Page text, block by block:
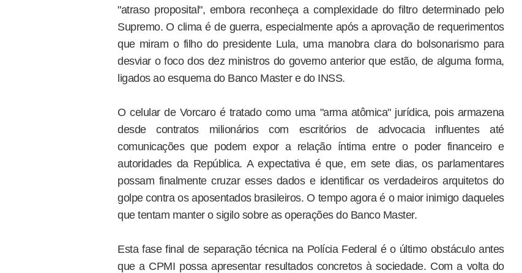
"atraso proposital", embora reconheça a complexidade do filtro determinado pelo
Supremo. O clima é de guerra, especialmente após a aprovação de requerimentos
que miram o filho do presidente Lula, uma manobra clara do bolsonarismo para
desviar o foco dos dez ministros do governo anterior que estão, de alguma forma,
ligados ao esquema do Banco Master e do INSS.
O celular de Vorcaro é tratado como uma "arma atômica" jurídica, pois armazena
desde contratos milionários com escritórios de advocacia influentes até
comunicações que podem expor a relação íntima entre o poder financeiro e
autoridades da República. A expectativa é que, em sete dias, os parlamentares
possam finalmente cruzar esses dados e identificar os verdadeiros arquitetos do
golpe contra os aposentados brasileiros. O tempo agora é o maior inimigo daqueles
que tentam manter o sigilo sobre as operações do Banco Master.
Esta fase final de separação técnica na Polícia Federal é o último obstáculo antes
que a CPMI possa apresentar resultados concretos à sociedade. Com a volta do